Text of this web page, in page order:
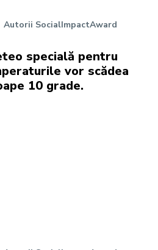
Autorii SocialImpactAward
specială pentru
vor scădea
10 grade.